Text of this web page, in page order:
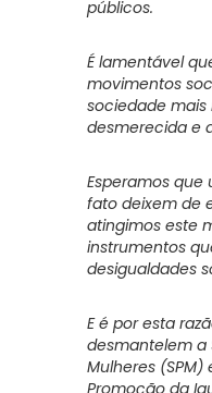
públicos.
É lamentável
movimentos
sociedade mais
desmerecida e
Esperamos que
fato deixem de
atingimos este
instrumentos
desigualdades
E é por esta
desmantelem a
Mulheres
Promoção da